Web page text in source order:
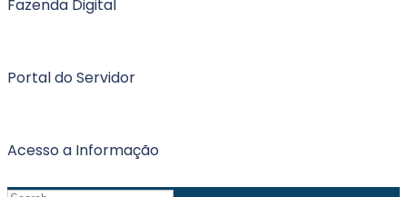
Fazenda Digital
Portal do Servidor
Acesso a Informação